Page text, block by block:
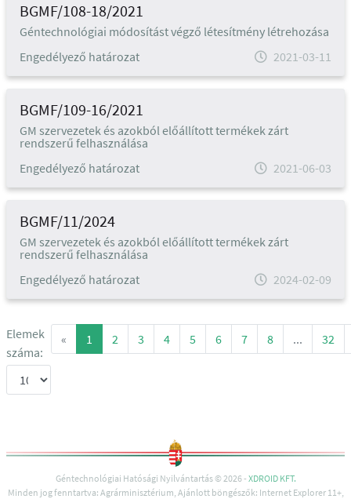
BGMF/108-18/2021
Géntechnológiai módosítást végző létesítmény létrehozása
Engedélyező határozat
2021-03-11
BGMF/109-16/2021
GM szervezetek és azokból előállított termékek zárt
rendszerű felhasználása
Engedélyező határozat
2021-06-03
BGMF/11/2024
GM szervezetek és azokból előállított termékek zárt
rendszerű felhasználása
Engedélyező határozat
2024-02-09
Elemek
száma:
« 1 2 3 4 5 6 7 8 ... 32
Géntechnológiai Hatósági Nyilvántartás © 2026 - XDROID KFT.
Minden jog fenntartva: Agrárminisztérium, Ajánlott böngészők: Internet Explorer 11+,